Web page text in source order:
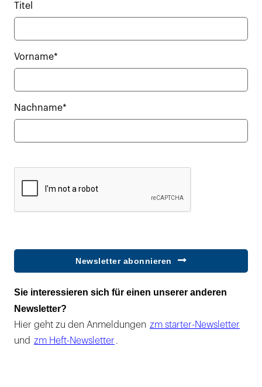
Titel
Vorname*
Nachname*
Newsletter abonnieren
Sie interessieren sich für einen unserer anderen
Newsletter?
Hier geht zu den Anmeldungen zm starter-Newsletter
und zm Heft-Newsletter .